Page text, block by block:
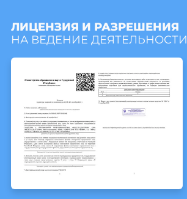
ЛИЦЕНЗИЯ И РАЗРЕШЕНИЯ
НА ВЕДЕНИЕ ДЕЯТЕЛЬНОСТИ